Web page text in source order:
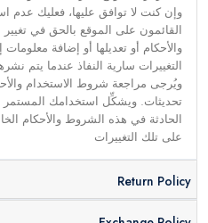
وإن كنت لا توافق عليها، فعليك عدم
القائمون على الموقع بالحق في
والأحكام أو تعديلها أو إضافة
التغييرات سارية النفاذ عندما يتم
ويُرجى مراجعة شروط الاستخدام
تحديثات. ويشكِّل استخدامك المستمر
الحادثة في هذه الشروط والأحكام
على تلك التغييرات
Return Policy